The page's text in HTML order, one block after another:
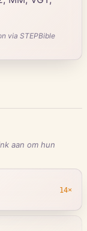
via STEPBible
aan om hun
14×